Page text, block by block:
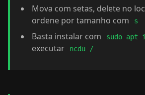
Mova com setas, delete no
ordene por tamanho com
s
Basta instalar com sudo apt
executar
ncdu /